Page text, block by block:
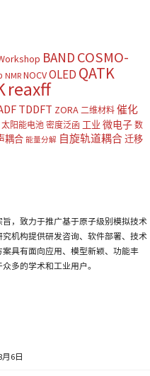
BAND COSMO-
NMR NOCVOLED QATK
reaxff
TDDFT ZORA 二维材料 催化
太阳能电池 密度泛函 工业 微电子 数
耦合 能量分解 自旋轨道耦合迁移
，致力于推广基于原子级别模拟技术
机构提供研发咨询、软件部署、技术
具有面向应用、模型新颖、功能丰
多的学术和工业用户。
月6日